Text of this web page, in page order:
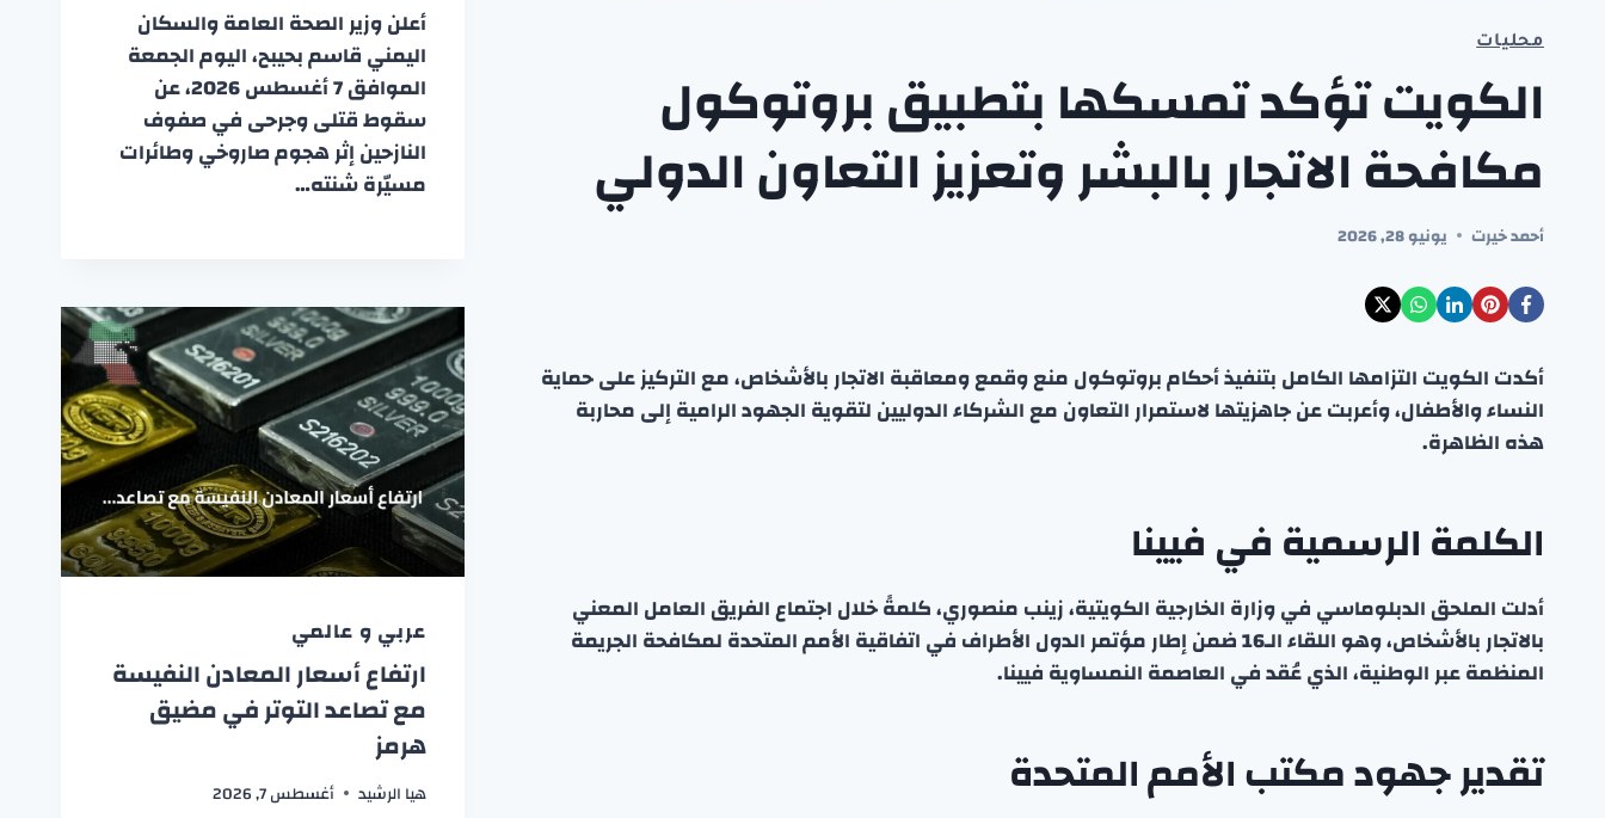
محليات
الكويت تؤكد تمسكها بتطبيق بروتوكول
مكافحة الاتجار بالبشر وتعزيز التعاون الدولي
أحمد خيرت يونيو 28, 2026
أكدت الكويت التزامها الكامل بتنفيذ أحكام بروتوكول منع وقمع ومعاقبة الاتجار بالأشخاص، مع التركيز على حماية
النساء والأطفال، وأعربت عن جاهزيتها لاستمرار التعاون مع الشركاء الدوليين لتقوية الجهود الرامية إلى محاربة
هذه الظاهرة.
الكلمة الرسمية في فيينا
أدلت الملحق الدبلوماسي في وزارة الخارجية الكويتية، زينب منصوري، كلمةً خلال اجتماع الفريق العامل المعني
بالاتجار بالأشخاص، وهو اللقاء الـ16 ضمن إطار مؤتمر الدول الأطراف في اتفاقية الأمم المتحدة لمكافحة الجريمة
المنظمة عبر الوطنية، الذي عُقد في العاصمة النمساوية فيينا.
تقدير جهود مكتب الأمم المتحدة
أعلن وزير الصحة العامة والسكان
اليمني قاسم بحيبح، اليوم الجمعة
الموافق 7 أغسطس 2026، عن
سقوط قتلى وجرحى في صفوف
النازحين إثر هجوم صاروخي وطائرات
مسيّرة شنته…
عربي و عالمي
ارتفاع أسعار المعادن النفيسة
مع تصاعد التوتر في مضيق
هرمز
هيا الرشيد أغسطس 7, 2026